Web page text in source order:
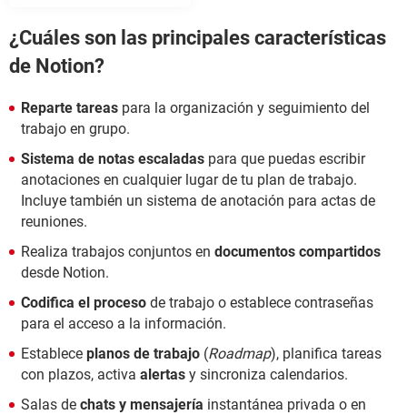
¿Cuáles son las principales características
de Notion?
Reparte tareas para la organización y seguimiento del
trabajo en grupo.
Sistema de notas escaladas para que puedas escribir
anotaciones en cualquier lugar de tu plan de trabajo.
Incluye también un sistema de anotación para actas de
reuniones.
Realiza trabajos conjuntos en documentos compartidos
desde Notion.
Codifica el proceso de trabajo o establece contraseñas
para el acceso a la información.
Establece planos de trabajo (Roadmap), planifica tareas
con plazos, activa alertas y sincroniza calendarios.
Salas de chats y mensajería instantánea privada o en